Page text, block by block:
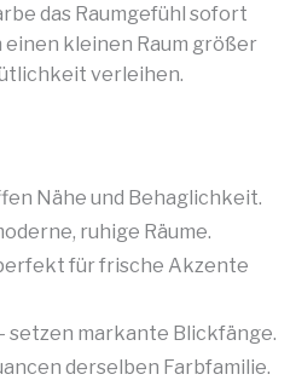
das Raumgefühl sofort
kleinen Raum größer
verleihen.
Nähe und Behaglichkeit.
ruhige Räume.
für frische Akzente
setzen markante Blickfänge.
derselben Farbfamilie.